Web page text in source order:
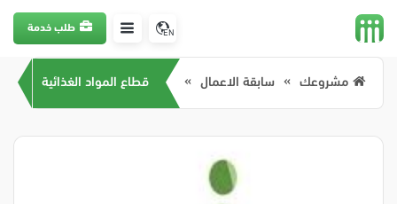
EN طلب خدمة
مشروعك سابقة الاعمال قطاع المواد الغذائية